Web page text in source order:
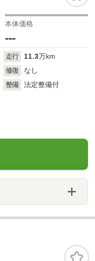
本体価格
---
走行 11.3万km
修復
なし
整備
法定整備付